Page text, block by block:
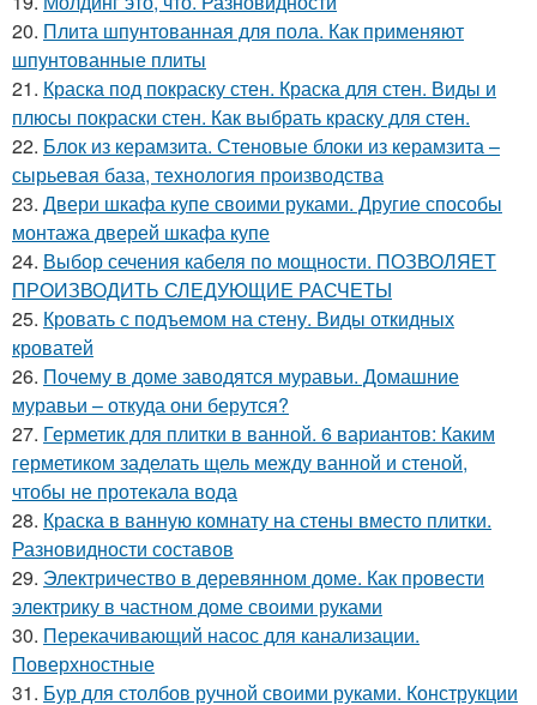
20. Плита шпунтованная для пола. Как применяют
шпунтованные плиты
21. Краска под покраску стен. Краска для стен. Виды и
плюсы покраски стен. Как выбрать краску для стен.
22. Блок из керамзита. Стеновые блоки из керамзита –
сырьевая база, технология производства
23. Двери шкафа купе своими руками. Другие способы
монтажа дверей шкафа купе
24. Выбор сечения кабеля по мощности. ПОЗВОЛЯЕТ
ПРОИЗВОДИТЬ СЛЕДУЮЩИЕ РАСЧЕТЫ
25. Кровать с подъемом на стену. Виды откидных
кроватей
26. Почему в доме заводятся муравьи. Домашние
муравьи – откуда они берутся?
27. Герметик для плитки в ванной. 6 вариантов: Каким
герметиком заделать щель между ванной и стеной,
чтобы не протекала вода
28. Краска в ванную комнату на стены вместо плитки.
Разновидности составов
29. Электричество в деревянном доме. Как провести
электрику в частном доме своими руками
30. Перекачивающий насос для канализации.
Поверхностные
31. Бур для столбов ручной своими руками. Конструкции